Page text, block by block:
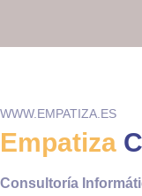
WWW.EMPATIZA.ES
Empatiza
Consultoría